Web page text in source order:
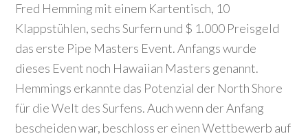
Fred Hemming mit einem Kartentisch, 10
Klappstühlen, sechs Surfern und $ 1.000 Preisgeld
das erste Pipe Masters Event. Anfangs wurde
dieses Event noch Hawaiian Masters genannt.
Hemmings erkannte das Potenzial der North Shore
für die Welt des Surfens. Auch wenn der Anfang
bescheiden war, beschloss er einen Wettbewerb auf